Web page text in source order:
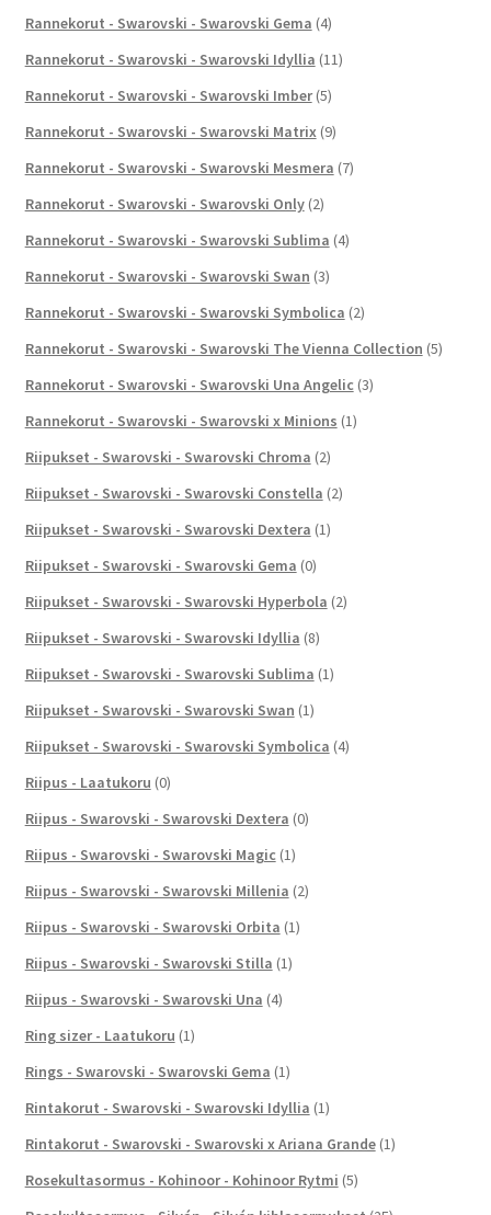
Rannekorut - Swarovski - Swarovski Gema (4)
Rannekorut - Swarovski - Swarovski Idyllia (11)
Rannekorut - Swarovski - Swarovski Imber (5)
Rannekorut - Swarovski - Swarovski Matrix (9)
Rannekorut - Swarovski - Swarovski Mesmera (7)
Rannekorut - Swarovski - Swarovski Only (2)
Rannekorut - Swarovski - Swarovski Sublima (4)
Rannekorut - Swarovski - Swarovski Swan (3)
Rannekorut - Swarovski - Swarovski Symbolica (2)
Rannekorut - Swarovski - Swarovski The Vienna Collection (5)
Rannekorut - Swarovski - Swarovski Una Angelic (3)
Rannekorut - Swarovski - Swarovski x Minions (1)
Riipukset - Swarovski - Swarovski Chroma (2)
Riipukset - Swarovski - Swarovski Constella (2)
Riipukset - Swarovski - Swarovski Dextera (1)
Riipukset - Swarovski - Swarovski Gema (0)
Riipukset - Swarovski - Swarovski Hyperbola (2)
Riipukset - Swarovski - Swarovski Idyllia (8)
Riipukset - Swarovski - Swarovski Sublima (1)
Riipukset - Swarovski - Swarovski Swan (1)
Riipukset - Swarovski - Swarovski Symbolica (4)
Riipus - Laatukoru (0)
Riipus - Swarovski - Swarovski Dextera (0)
Riipus - Swarovski - Swarovski Magic (1)
Riipus - Swarovski - Swarovski Millenia (2)
Riipus - Swarovski - Swarovski Orbita (1)
Riipus - Swarovski - Swarovski Stilla (1)
Riipus - Swarovski - Swarovski Una (4)
Ring sizer - Laatukoru (1)
Rings - Swarovski - Swarovski Gema (1)
Rintakorut - Swarovski - Swarovski Idyllia (1)
Rintakorut - Swarovski - Swarovski x Ariana Grande (1)
Rosekultasormus - Kohinoor - Kohinoor Rytmi (5)